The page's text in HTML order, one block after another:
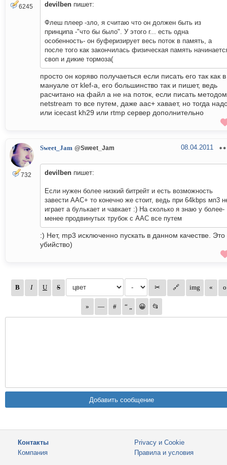
6245 devilben пишет:
Флеш плеер -зло, я считаю что он должен быть из
принципа -"что бы было". У этого г... есть одна
особенность- он буферизирует весь поток в память, а
после того как закончилась физическая память
своп и дикие тормоза(
просто он коряво получаеться если писать его так как в
мануале от klef-a, его большинство так и пишет, ведь
расчитано на файл а не на поток, если писать методом
netstream то все путем, даже aac+ хавает, но тогда
или icecast kh29 или rtmp сервер дополнительно
732
Sweet_Jam @Sweet_Jam 08.04.2011
devilben пишет:
Если нужен более низкий битрейт и есть возможность
завести AAC+ то конечно же стоит, ведь при 64kbps мп3
играет а булькает и чавкает :) На сколько я знаю у более-
менее продвинутых трубок с AAC все путем
:) Нет, mp3 исключенно пускать в данном качестве. Это
убийство)
Контакты
Компания
Privacy и Cookie
Правила и условия